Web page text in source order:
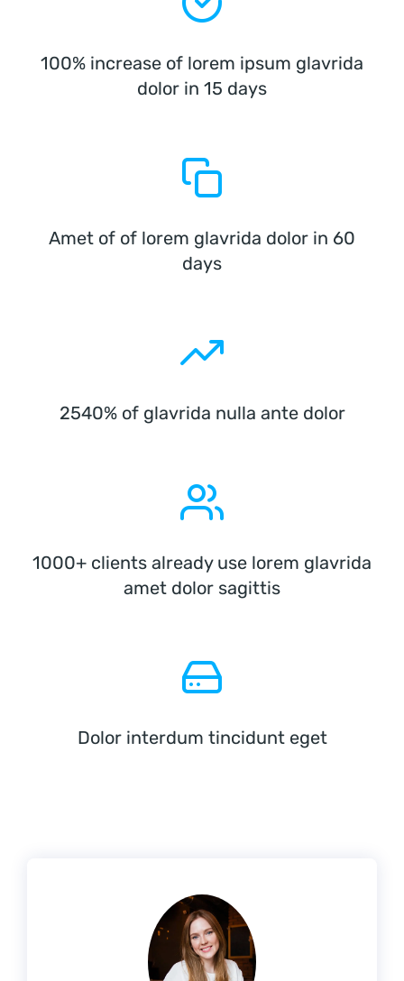
100% increase of lorem ipsum glavrida
dolor in 15 days
Amet of of lorem glavrida dolor in 60
days
2540% of glavrida nulla ante dolor
1000+ clients already use lorem glavrida
amet dolor sagittis
Dolor interdum tincidunt eget